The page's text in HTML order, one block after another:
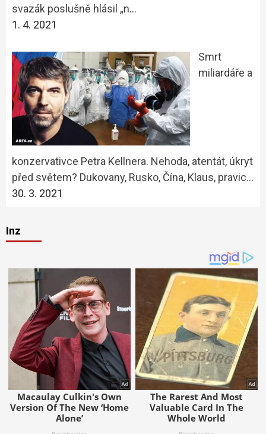
svazák poslušně hlásil „n…
1. 4. 2021
Smrt
miliardáře a
konzervativce Petra Kellnera. Nehoda, atentát, úkryt
před světem? Dukovany, Rusko, Čína, Klaus, pravic…
30. 3. 2021
Inz